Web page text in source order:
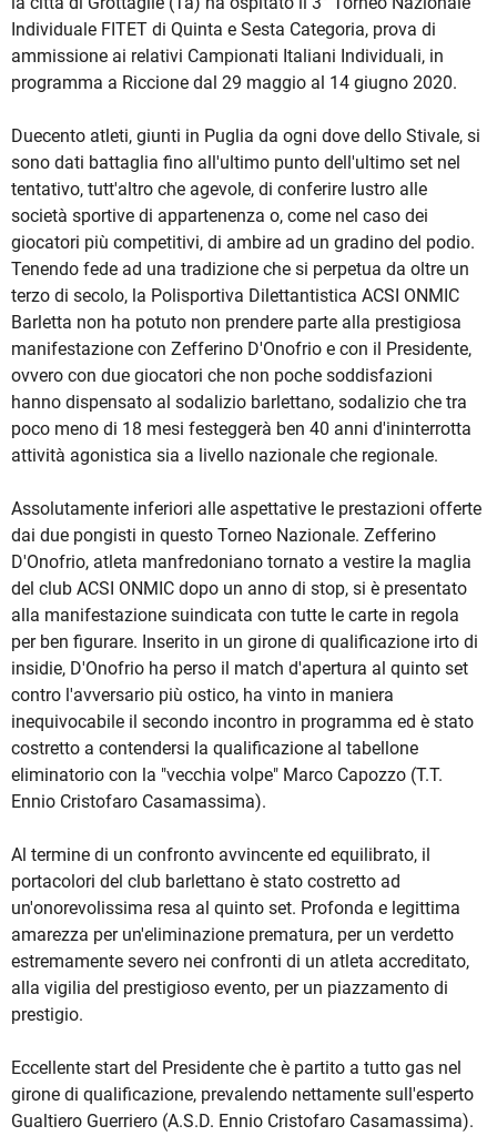
Individuale FITET di Quinta e Sesta Categoria, prova di
ammissione ai relativi Campionati Italiani Individuali, in
programma a Riccione dal 29 maggio al 14 giugno 2020.
Duecento atleti, giunti in Puglia da ogni dove dello Stivale, si
sono dati battaglia fino all'ultimo punto dell'ultimo set nel
tentativo, tutt'altro che agevole, di conferire lustro alle
società sportive di appartenenza o, come nel caso dei
giocatori più competitivi, di ambire ad un gradino del podio.
Tenendo fede ad una tradizione che si perpetua da oltre un
terzo di secolo, la Polisportiva Dilettantistica ACSI ONMIC
Barletta non ha potuto non prendere parte alla prestigiosa
manifestazione con Zefferino D'Onofrio e con il Presidente,
ovvero con due giocatori che non poche soddisfazioni
hanno dispensato al sodalizio barlettano, sodalizio che tra
poco meno di 18 mesi festeggerà ben 40 anni d'ininterrotta
attività agonistica sia a livello nazionale che regionale.
Assolutamente inferiori alle aspettative le prestazioni offerte
dai due pongisti in questo Torneo Nazionale. Zefferino
D'Onofrio, atleta manfredoniano tornato a vestire la maglia
del club ACSI ONMIC dopo un anno di stop, si è presentato
alla manifestazione suindicata con tutte le carte in regola
per ben figurare. Inserito in un girone di qualificazione irto di
insidie, D'Onofrio ha perso il match d'apertura al quinto set
contro l'avversario più ostico, ha vinto in maniera
inequivocabile il secondo incontro in programma ed è stato
costretto a contendersi la qualificazione al tabellone
eliminatorio con la "vecchia volpe" Marco Capozzo (T.T.
Ennio Cristofaro Casamassima).
Al termine di un confronto avvincente ed equilibrato, il
portacolori del club barlettano è stato costretto ad
un'onorevolissima resa al quinto set. Profonda e legittima
amarezza per un'eliminazione prematura, per un verdetto
estremamente severo nei confronti di un atleta accreditato,
alla vigilia del prestigioso evento, per un piazzamento di
prestigio.
Eccellente start del Presidente che è partito a tutto gas nel
girone di qualificazione, prevalendo nettamente sull'esperto
Gualtiero Guerriero (A.S.D. Ennio Cristofaro Casamassima).